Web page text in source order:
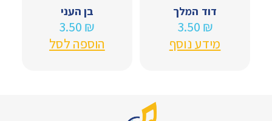
דוד המלך
₪
מידע נוסף
בן העני
₪
הוספה לסל